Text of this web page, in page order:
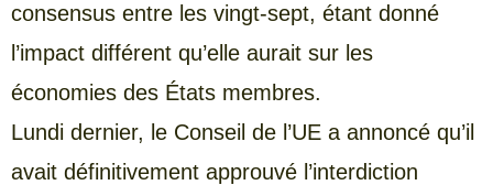
consensus entre les vingt-sept, étant donné
l’impact différent qu’elle aurait sur les
économies des États membres.
Lundi dernier, le Conseil de l’UE a annoncé qu’il
avait définitivement approuvé l’interdiction